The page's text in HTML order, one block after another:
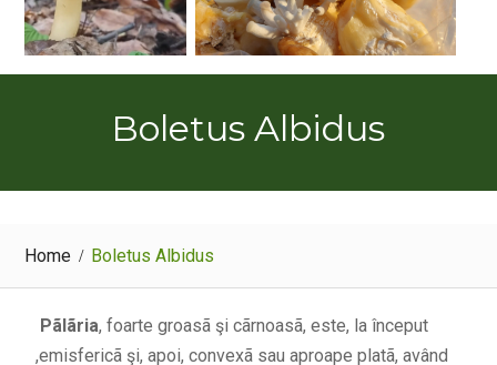
Boletus Albidus
Home Boletus Albidus
Pãlãria, foarte groasã şi cãrnoasã, este, la început
,emisfericã şi, apoi, convexã sau aproape platã, având